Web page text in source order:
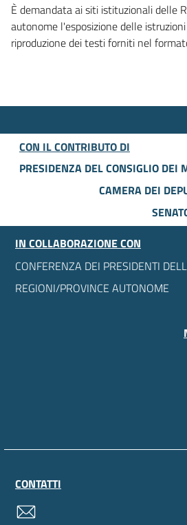
È demandata ai siti istituzionali delle
autonome l'esposizione delle
riproduzione dei testi forniti nel
CON IL CONTRIBUTO DI
PRESIDENZA DEL CONSIGLIO DEI
CAMERA DEI
IN COLLABORAZIONE CON
CONFERENZA DEI PRESIDENTI
REGIONI/PROVINCE AUTONOME
CONTATTI